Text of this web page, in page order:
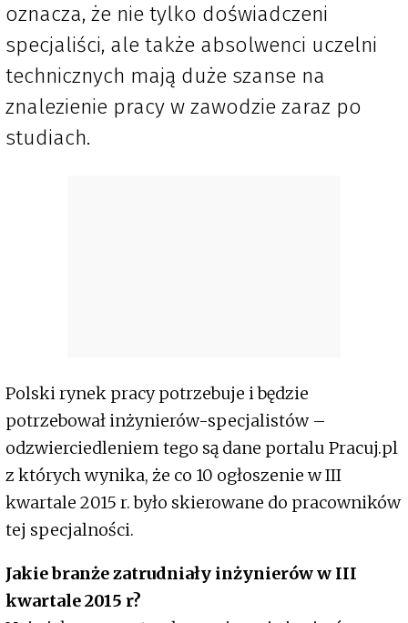
oznacza, że nie tylko doświadczeni
specjaliści, ale także absolwenci uczelni
technicznych mają duże szanse na
znalezienie pracy w zawodzie zaraz po
studiach.
Polski rynek pracy potrzebuje i będzie
potrzebował inżynierów-specjalistów –
odzwierciedleniem tego są dane portalu Pracuj.pl
z których wynika, że co 10 ogłoszenie w III
kwartale 2015 r. było skierowane do pracowników
tej specjalności.
Jakie branże zatrudniały inżynierów w III
kwartale 2015 r?